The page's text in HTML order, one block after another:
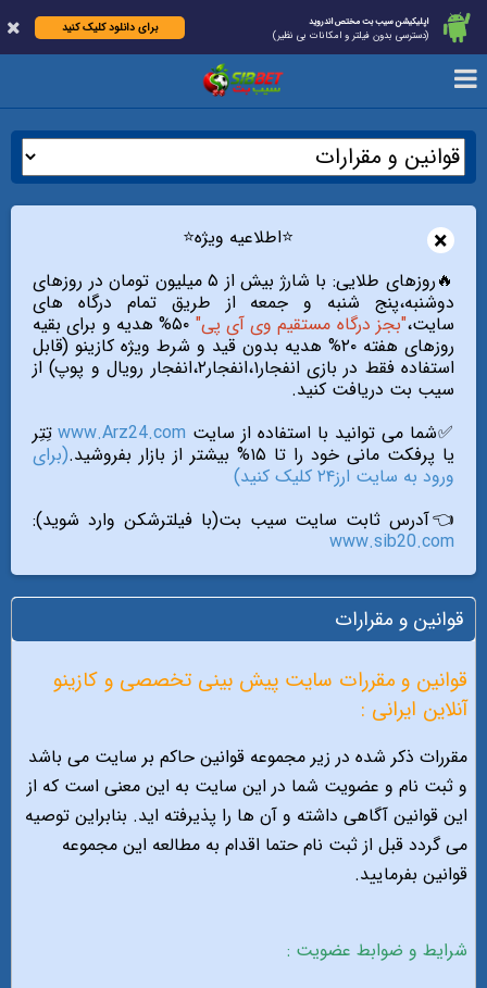
اپلیکیشن سیب بت مختص اندروید
(دسترسی بدون فیلتر و امکانات بی نظیر)
برای دانلود کلیک کنید
×
⭐️اطلاعیه ویژه⭐️
🔥روزهای طلایی: با شارژ بیش از ۵ میلیون تومان در روزهای
دوشنبه،پنج شنبه و جمعه از طریق تمام درگاه های
سایت،"بجز درگاه مستقیم وی آی پی"
۵۰% هدیه و برای بقیه
روزهای هفته ۲۰% هدیه بدون قید و شرط ویژه کازینو (قابل
استفاده فقط در بازی انفجار۱،انفجار۲،انفجار رویال و پوپ) از
سیب بت دریافت کنید.
✅شما می توانید با استفاده از سایت www.Arz24.com تِتِر
یا پرفکت مانی خود را تا ۱۵% بیشتر از بازار بفروشید.
(برای
ورود به سایت ارز۲۴ کلیک کنید)
👈آدرس ثابت سایت سیب بت(با فیلترشکن وارد شوید):
www.sib20.com
قوانين و مقرارات
قوانین و مقررات سایت پیش بینی تخصصی و کازینو
آنلاین ایرانی :
مقررات ذکر شده در زیر مجموعه قوانین حاکم بر سایت می باشد
و ثبت نام و عضویت شما در این سایت به این معنی است که از
این قوانین آگاهی داشته و آن ها را پذیرفته اید. بنابراین توصیه
می گردد قبل از ثبت نام حتما اقدام به مطالعه این مجموعه
قوانین بفرمایید.
شرایط و ضوابط عضویت :